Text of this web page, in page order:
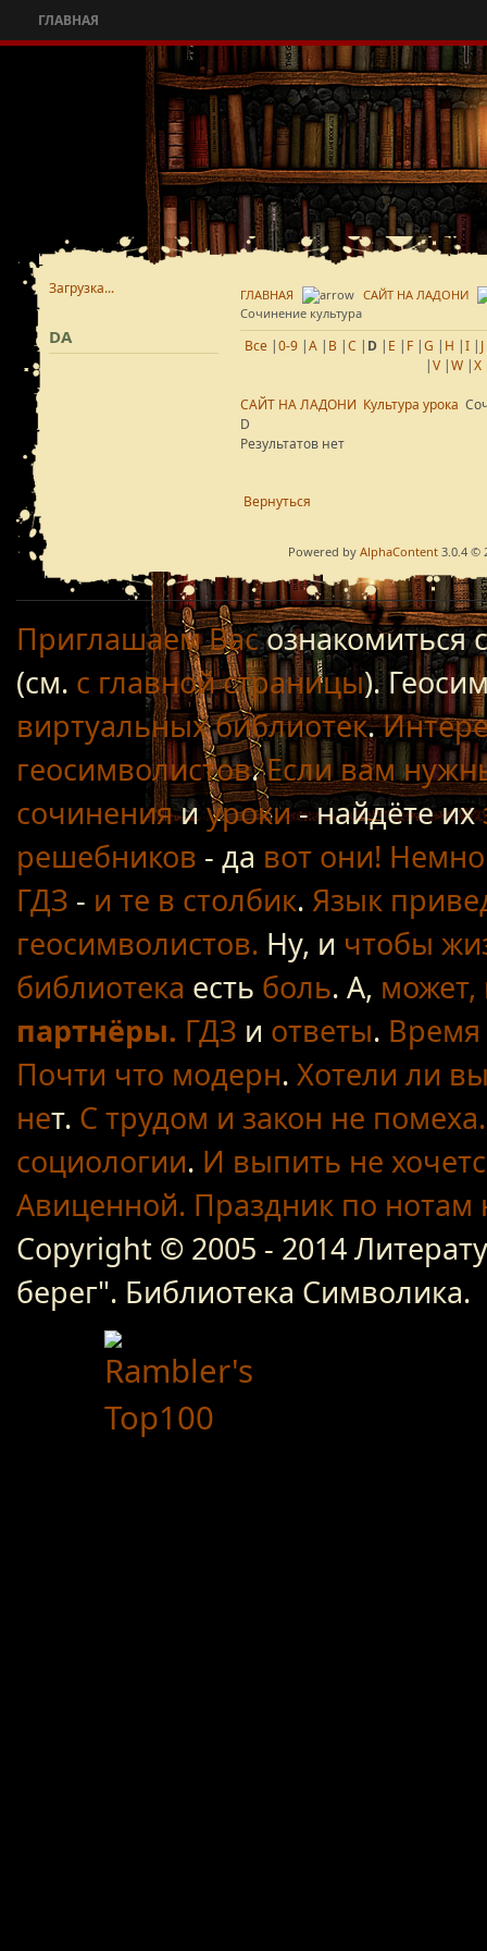
ГЛАВНАЯ
ГЛАВНАЯ
САЙТ НА ЛАДОНИ
Сочинение культура
Все |0-9 |A | B |C | D | E | F |G | H |I | J
|V |W |X
САЙТ НА ЛАДОНИ Культура урока
D
Результатов нет
Вернуться
Powered byAlphaContent 3.0.4 ©
Загрузка...
DA
Приглашаем Васознакомиться с
(см. с главной страницы).
виртуальных библиотек.
геосимволистов.Если вам
сочиненияиуроки- найдёте их
решебников - да вот они!
ГДЗ - и те в столбик. Язык
геосимволистов. Ну, и чтобы
библиотека есть боль. А, может,
партнёры. ГДЗ и ответы. Время
Почти что модерн. Хотели ли
нет. С трудом и закон не помеха.
социологии. И выпить не
Авиценной. Праздник по нотам
Copyright © 2005 - 2014
берег". Библиотека Символика.